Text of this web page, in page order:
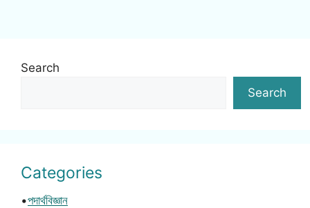
Search
Search
Categories
•পদার্থবিজ্ঞান